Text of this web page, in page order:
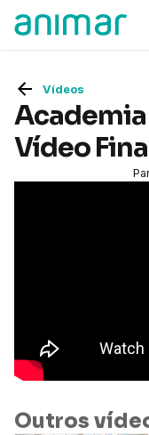
Vídeos
Vídeo
Outros